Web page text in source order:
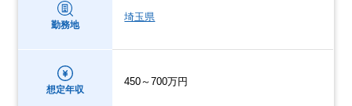
勤務地
埼玉県
想定年収
450～700万円